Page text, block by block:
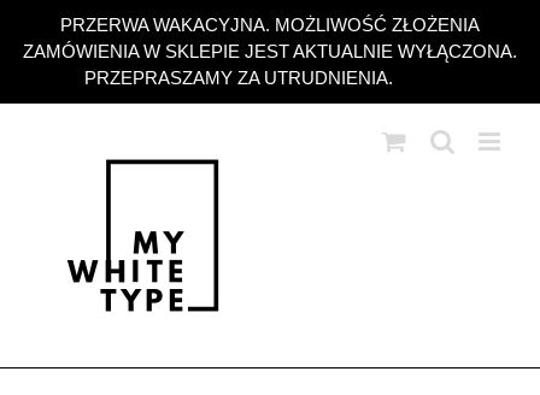
PRZERWA WAKACYJNA. MOŻLIWOŚĆ ZŁOŻENIA
ZAMÓWIENIA W SKLEPIE JEST AKTUALNIE WYŁĄCZONA.
PRZEPRASZAMY ZA UTRUDNIENIA.
zawartości